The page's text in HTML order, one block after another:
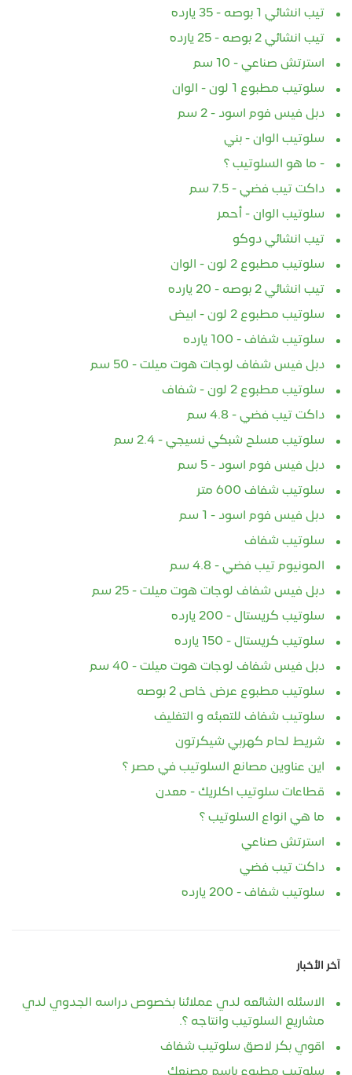
تيب انشائي 1 بوصه - 35 يارده
تيب انشائي 2 بوصه - 25 يارده
استرتش صناعي - 10 سم
سلوتيب مطبوع 1 لون - الوان
دبل فيس فوم اسود - 2 سم
سلوتيب الوان - بني
- ما هو السلوتيب ؟
داكت تيب فضي - 7.5 سم
سلوتيب الوان - أحمر
تيب انشائي دوكو
سلوتيب مطبوع 2 لون - الوان
تيب انشائي 2 بوصه - 20 يارده
سلوتيب مطبوع 2 لون - ابيض
سلوتيب شفاف - 100 يارده
دبل فيس شفاف لوجات هوت ميلت - 50 سم
سلوتيب مطبوع 2 لون - شفاف
داكت تيب فضي - 4.8 سم
سلوتيب مسلح شبكي نسيجي - 2.4 سم
دبل فيس فوم اسود - 5 سم
سلوتيب شفاف 600 متر
دبل فيس فوم اسود - 1 سم
سلوتيب شفاف
المونيوم تيب فضي - 4.8 سم
دبل فيس شفاف لوجات هوت ميلت - 25 سم
سلوتيب كريستال - 200 يارده
سلوتيب كريستال - 150 يارده
دبل فيس شفاف لوجات هوت ميلت - 40 سم
سلوتيب مطبوع عرض خاص 2 بوصه
سلوتيب شفاف للتعبئه و التغليف
شريط لحام كهربي شيكرتون
اين عناوين مصانع السلوتيب في مصر ؟
قطاعات سلوتيب اكلريك - معدن
ما هي انواع السلوتيب ؟
استرتش صناعي
داكت تيب فضي
سلوتيب شفاف - 200 يارده
آخر الأخبار
الاسئله الشائعه لدي عملائنا بخصوص دراسه الجدوي لدي
مشاريع السلوتيب وانتاجه ؟.
اقوي بكر لاصق سلوتيب شفاف
سلوتيب مطبوع باسم مصنعك